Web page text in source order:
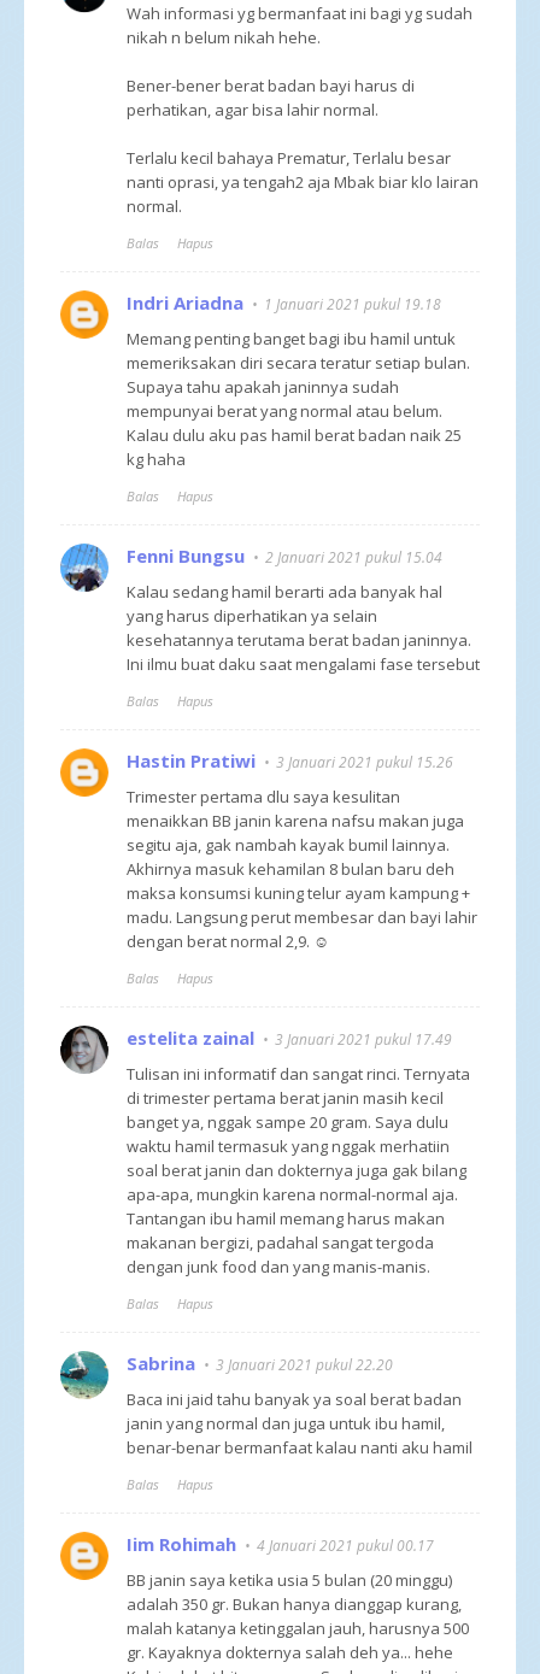
Wah informasi yg bermanfaat ini bagi yg sudah
nikah n belum nikah hehe.
Bener-bener berat badan bayi harus di
perhatikan, agar bisa lahir normal.
Terlalu kecil bahaya Prematur, Terlalu besar
nanti oprasi, ya tengah2 aja Mbak biar klo lairan
normal.
Balas Hapus
Indri Ariadna 1 Januari 2021 pukul 19.18
Memang penting banget bagi ibu hamil untuk
memeriksakan diri secara teratur setiap bulan.
Supaya tahu apakah janinnya sudah
mempunyai berat yang normal atau belum.
Kalau dulu aku pas hamil berat badan naik 25
kg haha
Balas Hapus
Fenni Bungsu 2 Januari 2021 pukul 15.04
Kalau sedang hamil berarti ada banyak hal
yang harus diperhatikan ya selain
kesehatannya terutama berat badan janinnya.
Ini ilmu buat daku saat mengalami fase tersebut
Balas Hapus
Hastin Pratiwi 3 Januari 2021 pukul 15.26
Trimester pertama dlu saya kesulitan
menaikkan BB janin karena nafsu makan juga
segitu aja, gak nambah kayak bumil lainnya.
Akhirnya masuk kehamilan 8 bulan baru deh
maksa konsumsi kuning telur ayam kampung +
madu. Langsung perut membesar dan bayi lahir
dengan berat normal 2,9. ☺
Balas Hapus
estelita zainal 3 Januari 2021 pukul 17.49
Tulisan ini informatif dan sangat rinci. Ternyata
di trimester pertama berat janin masih kecil
banget ya, nggak sampe 20 gram. Saya dulu
waktu hamil termasuk yang nggak merhatiin
soal berat janin dan dokternya juga gak bilang
apa-apa, mungkin karena normal-normal aja.
Tantangan ibu hamil memang harus makan
makanan bergizi, padahal sangat tergoda
dengan junk food dan yang manis-manis.
Balas Hapus
Sabrina 3 Januari 2021 pukul 22.20
Baca ini jaid tahu banyak ya soal berat badan
janin yang normal dan juga untuk ibu hamil,
benar-benar bermanfaat kalau nanti aku hamil
Balas Hapus
Iim Rohimah 4 Januari 2021 pukul 00.17
BB janin saya ketika usia 5 bulan (20 minggu)
adalah 350 gr. Bukan hanya dianggap kurang,
malah katanya ketinggalan jauh, harusnya 500
gr. Kayaknya dokternya salah deh ya... hehe